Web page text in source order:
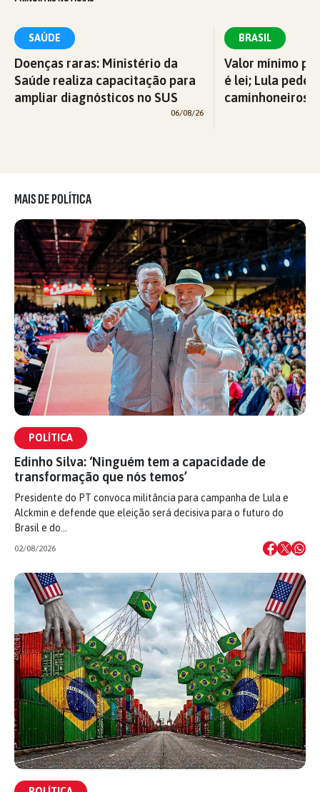
SAÚDE
Doenças raras: Ministério da
Saúde realiza capacitação para
ampliar diagnósticos no SUS
06/08/26
BRASIL
Valor mínimo
é lei; Lula pede
caminhoneiros
MAIS DE POLÍTICA
POLÍTICA
Edinho Silva: ‘Ninguém tem a capacidade de
transformação que nós temos’
Presidente do PT convoca militância para campanha de Lula e
Alckmin e defende que eleição será decisiva para o futuro do
Brasil e do…
02/08/2026